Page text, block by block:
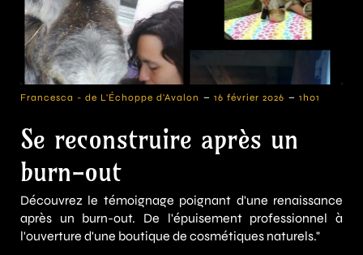
Francesca - de L'Échoppe d'Avalon - 16 février 2026 - 1h01
Se reconstruire après un
burn-out
Découvrez le témoignage poignant d'une renaissance
après un burn-out. De l'épuisement professionnel à
l'ouverture d'une boutique de cosmétiques naturels."